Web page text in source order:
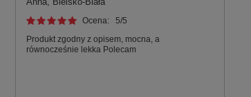
Ocena: 5/5
Produkt zgodny z opisem, mocna, a
równocześnie lekka Polecam